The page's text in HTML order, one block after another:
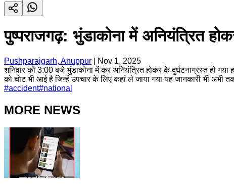
पुष्पराजगढ़: भुंडाकोना में अनियंत्रित
Pushparajgarh, Anuppur
Nov 1, 2025
शनिवार को 3:00 बजे भुंडाकोना में कर अनियंत्रित होकर के दुर्घटनाग्रस्त हो
को चोट भी आई है जिन्हें उपचार के लिए कहां ले जाया गया यह जानकारी भी अभी
#accident#national
MORE NEWS